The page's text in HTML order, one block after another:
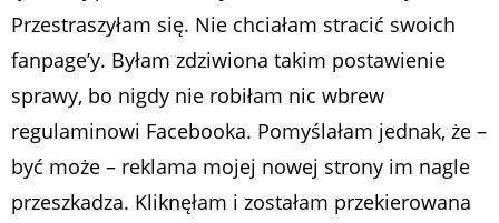
Przestraszyłam się. Nie chciałam stracić swoich
fanpage’y. Byłam zdziwiona takim postawienie
sprawy, bo nigdy nie robiłam nic wbrew
regulaminowi Facebooka. Pomyślałam jednak, że –
być może – reklama mojej nowej strony im nagle
przeszkadza. Kliknęłam i zostałam przekierowana